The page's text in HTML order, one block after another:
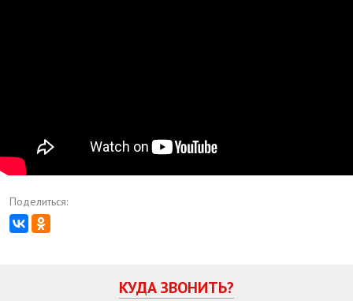
Поделиться:
КУДА ЗВОНИТЬ?